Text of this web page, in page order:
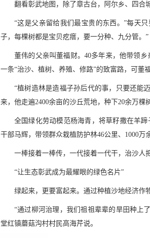
翻看彰武地图，除了章古台，阿尔乡、四合
“这是父亲留给我们最宝贵的东西。”每天
子，每棵树都是宝贝疙瘩，要一分种、九分管。”
董伟的父亲叫董福财。40多年来，他带领
一条“治沙、植树、养殖、修路”的致富路，可董
“植树造林是造福子孙后代的事，只要还能
来，他走遍2400余亩的沙丘荒地，种下20余万棵
全国绿化劳动模范杨海青，将草籽撒在羊
干部马辉，带领群众栽植防护林46公里、1000
一棒接着一棒传，一代接着一代干，治沙人
“让生态彰武成为最耀眼的绿色名片”
绿起来，更要富起来。通过种植沙地经济作
“通过柳河治理，我们祖祖辈辈的旱田种上
堂红镇蘑菇沟村村民高海芹说。